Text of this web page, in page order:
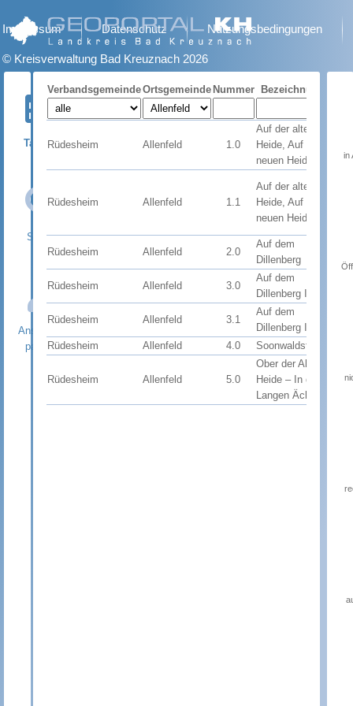
Impressum Datenschutz Nutzungsbedingungen
© Kreisverwaltung Bad Kreuznach 2026
Tabelle
Suche
Ansprech-
partner
VerbandsgemeindeOrtsgemeinde Nummer Bezeichnung
Rüdesheim Allenfeld 1.0
Auf der alten
Heide, Auf der
neuen Heide
Rüdesheim Allenfeld 1.1
Auf der alten
Heide, Auf der
neuen Heide
Rüdesheim Allenfeld 2.0
Auf dem
Dillenberg
Rüdesheim Allenfeld 3.0
Auf dem
Dillenberg II
Rüdesheim Allenfeld 3.1
Auf dem
Dillenberg II
Rüdesheim Allenfeld 4.0 Soonwaldstraße
Rüdesheim Allenfeld 5.0
Ober der Alten
Heide – In den
Langen Äckern
in